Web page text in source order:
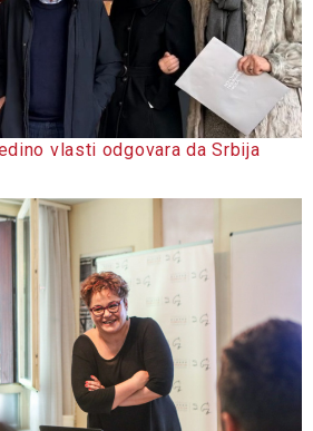
vlasti odgovara da Srbija